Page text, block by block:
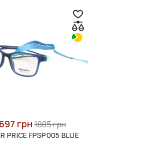
грн1885 грн
PRICE FPSP005 BLUE